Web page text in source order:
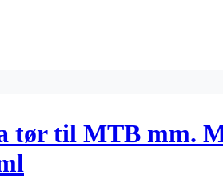
tør til MTB mm.